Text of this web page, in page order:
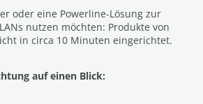
oder eine Powerline-Lösung zur
nutzen möchten: Produkte von
in circa 10 Minuten eingerichtet.
auf einen Blick: